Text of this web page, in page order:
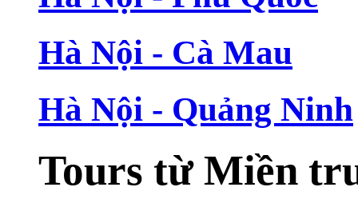
Hà Nội - Cà Mau
Hà Nội - Quảng Ninh
Tours từ Miền